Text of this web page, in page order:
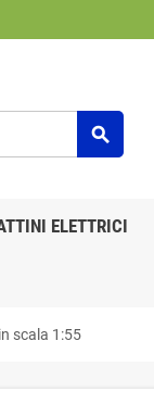
search
ELETTRICI
scala 1:55